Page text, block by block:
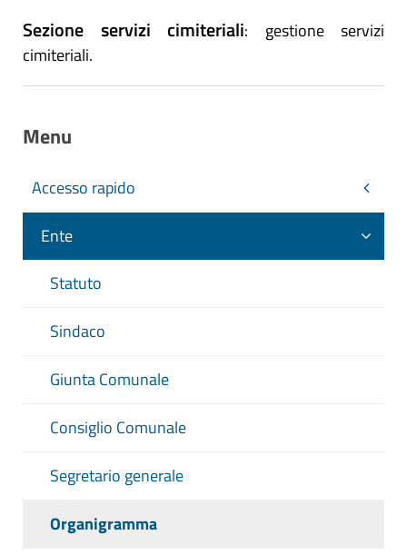
Sezione servizi cimiteriali: gestione servizi
cimiteriali.
Menu
Accesso rapido
Ente
Statuto
Sindaco
Giunta Comunale
Consiglio Comunale
Segretario generale
Organigramma